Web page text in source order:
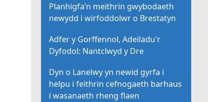
Planhigfa’n meithrin gwybodaeth
newydd i wirfoddolwr o Brestatyn
Adfer y Gorffennol, Adeiladu'r
Dyfodol: Nantclwyd y Dre
Dyn o Lanelwy yn newid gyrfa i
helpu i feithrin cefnogaeth barhaus
i wasanaeth rheng flaen